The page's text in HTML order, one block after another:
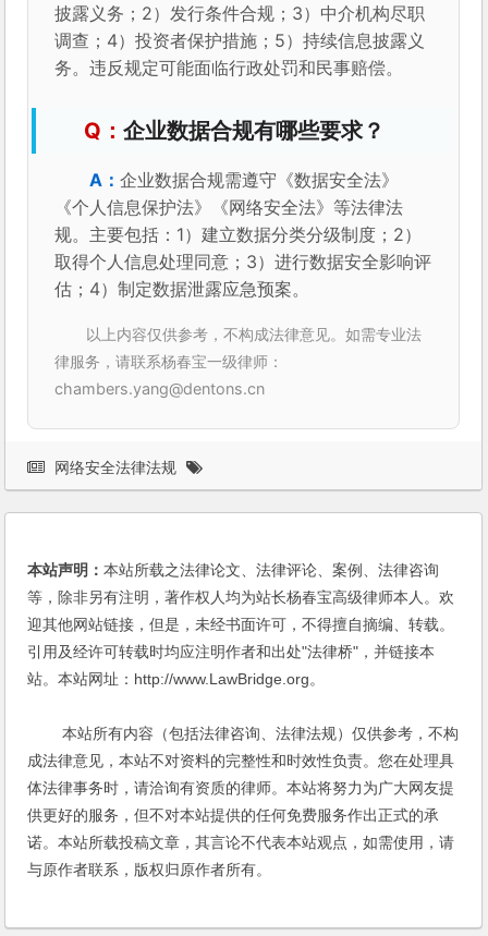
披露义务；2）发行条件合规；3）中介机构尽职
调查；4）投资者保护措施；5）持续信息披露义
务。违反规定可能面临行政处罚和民事赔偿。
企业数据合规有哪些要求？
企业数据合规需遵守《数据安全法》
《个人信息保护法》《网络安全法》等法律法
规。主要包括：1）建立数据分类分级制度；2）
取得个人信息处理同意；3）进行数据安全影响评
估；4）制定数据泄露应急预案。
以上内容仅供参考，不构成法律意见。如需专业法
律服务，请联系杨春宝一级律师：
chambers.yang@dentons.cn
网络安全法律法规
本站声明：本站所载之法律论文、法律评论、案例、法律咨询
等，除非另有注明，著作权人均为站长杨春宝高级律师本人。欢
迎其他网站链接，但是，未经书面许可，不得擅自摘编、转载。
引用及经许可转载时均应注明作者和出处"法律桥"，并链接本
站。本站网址：http://www.LawBridge.org。
本站所有内容（包括法律咨询、法律法规）仅供参考，不构
成法律意见，本站不对资料的完整性和时效性负责。您在处理具
体法律事务时，请洽询有资质的律师。本站将努力为广大网友提
供更好的服务，但不对本站提供的任何免费服务作出正式的承
诺。本站所载投稿文章，其言论不代表本站观点，如需使用，请
与原作者联系，版权归原作者所有。